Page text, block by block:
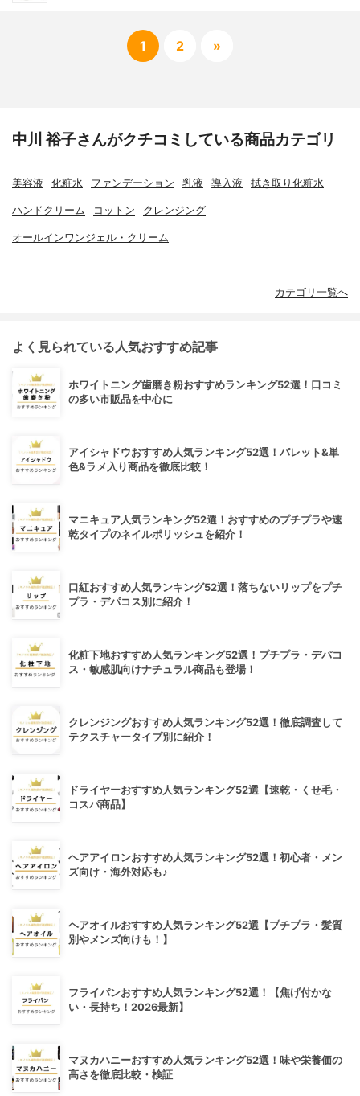
1 2 »
中川 裕子さんがクチコミしている商品カテゴリ
美容液 化粧水 ファンデーション 乳液 導入液 拭き取り化粧水
ハンドクリーム コットン クレンジング
オールインワンジェル・クリーム
カテゴリ一覧へ
よく見られている人気おすすめ記事
ホワイトニング歯磨き粉おすすめランキング52選！口コミ
の多い市販品を中心に
アイシャドウおすすめ人気ランキング52選！パレット&単
色&ラメ入り商品を徹底比較！
マニキュア人気ランキング52選！おすすめのプチプラや速
乾タイプのネイルポリッシュを紹介！
口紅おすすめ人気ランキング52選！落ちないリップをプチ
プラ・デパコス別に紹介！
化粧下地おすすめ人気ランキング52選！プチプラ・デパコ
ス・敏感肌向けナチュラル商品も登場！
クレンジングおすすめ人気ランキング52選！徹底調査して
テクスチャータイプ別に紹介！
ドライヤーおすすめ人気ランキング52選【速乾・くせ毛・
コスパ商品】
ヘアアイロンおすすめ人気ランキング52選！初心者・メン
ズ向け・海外対応も♪
ヘアオイルおすすめ人気ランキング52選【プチプラ・髪質
別やメンズ向けも！】
フライパンおすすめ人気ランキング52選！【焦げ付かな
い・長持ち！2026最新】
マヌカハニーおすすめ人気ランキング52選！味や栄養価の
高さを徹底比較・検証